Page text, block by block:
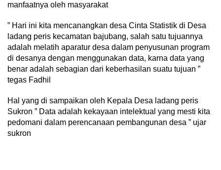
manfaatnya oleh masyarakat
” Hari ini kita mencanangkan desa Cinta Statistik di Desa
ladang peris kecamatan bajubang, salah satu tujuannya
adalah melatih aparatur desa dalam penyusunan program
di desanya dengan menggunakan data, karna data yang
benar adalah sebagian dari keberhasilan suatu tujuan ”
tegas Fadhil
Hal yang di sampaikan oleh Kepala Desa ladang peris
Sukron ” Data adalah kekayaan intelektual yang mesti kita
pedomani dalam perencanaan pembangunan desa ” ujar
sukron